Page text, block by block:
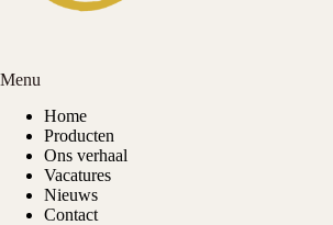
Menu
Home
Producten
Ons verhaal
Vacatures
Nieuws
Contact